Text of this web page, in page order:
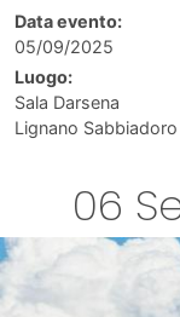
Data evento:
05/09/2025
Luogo:
Sala Darsena
Lignano Sabbiadoro
06